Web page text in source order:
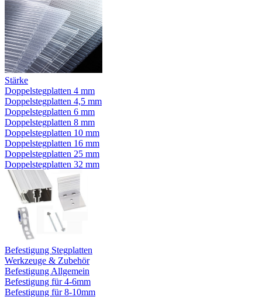
Stärke
Doppelstegplatten 4 mm
Doppelstegplatten 4,5 mm
Doppelstegplatten 6 mm
Doppelstegplatten 8 mm
Doppelstegplatten 10 mm
Doppelstegplatten 16 mm
Doppelstegplatten 25 mm
Doppelstegplatten 32 mm
Befestigung Stegplatten
Werkzeuge & Zubehör
Befestigung Allgemein
Befestigung für 4-6mm
Befestigung für 8-10mm